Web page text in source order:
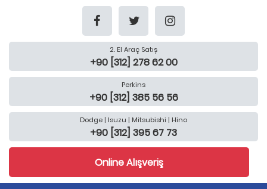
2. El Araç Satış
+90 [312] 278 62 00
Perkins
+90 [312] 385 56 56
Dodge | Isuzu | Mitsubishi | Hino
+90 [312] 395 67 73
Online Alışveriş